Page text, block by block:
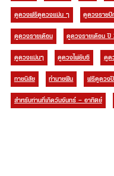
ดูดวงฟรีดูดวงแม่น ๆ
ดูดวงราย
ดูดวงรายเดือน
ดูดวงรายเดือน ปี
ดูดวงแม่นๆ
ดูดวงไพ่ยิบซี ดูด
ทายนิสัย
ทำนายฝัน ฟรีดูดวง
สำหรับท่านที่เกิดวันจันทร์ – อาทิตย์